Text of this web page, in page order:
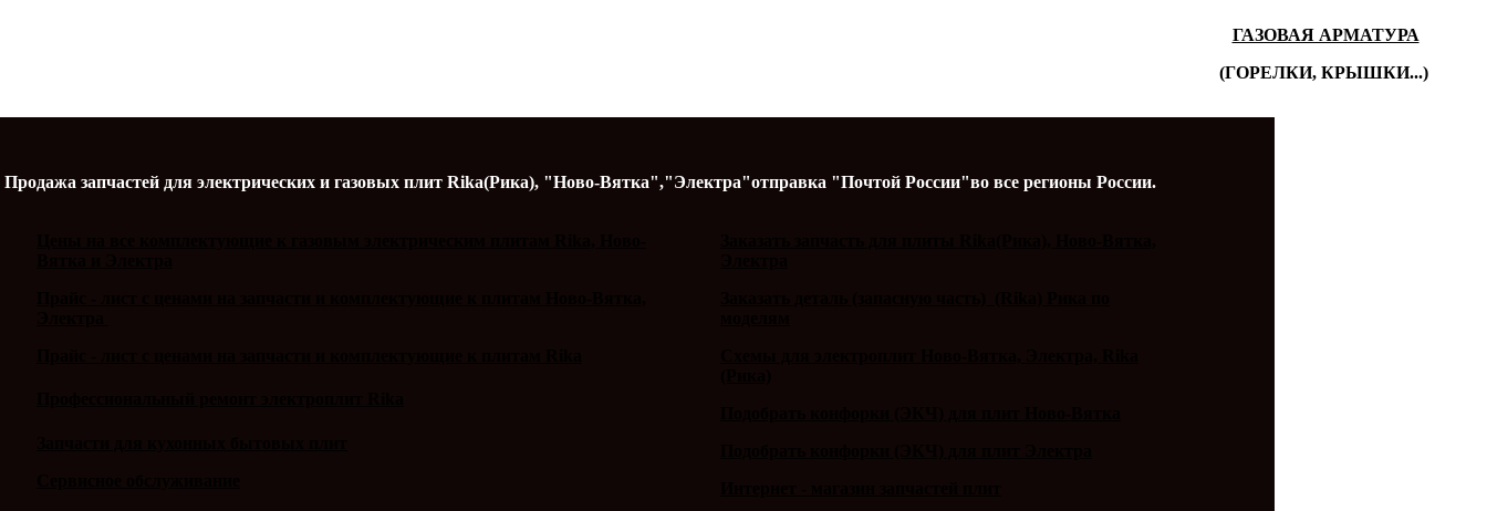
ГАЗОВАЯ АРМАТУРА
(ГОРЕЛКИ, КРЫШКИ...)
Продажа запчастей для электрических и газовых плит Rika(Рика), "Ново-Вятка","Электра"отправка "Почтой России"во все регионы России.